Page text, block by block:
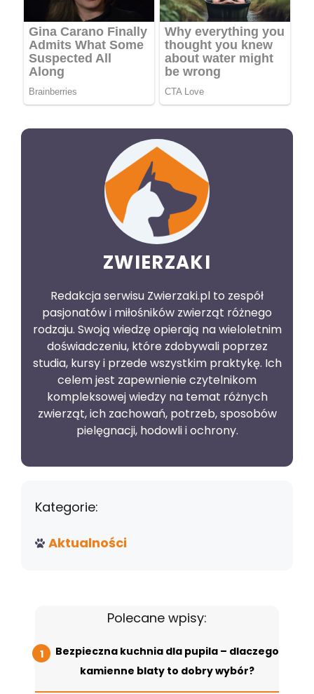
ZWIERZAKI
Redakcja serwisu Zwierzaki.pl to zespół
pasjonatów i miłośników zwierząt różnego
rodzaju. Swoją wiedzę opierają na wieloletnim
doświadczeniu, które zdobywali poprzez
studia, kursy i przede wszystkim praktykę. Ich
celem jest zapewnienie czytelnikom
kompleksowej wiedzy na temat różnych
zwierząt, ich zachowań, potrzeb, sposobów
pielęgnacji, hodowli i ochrony.
Kategorie:
Aktualności
Polecane wpisy:
Bezpieczna kuchnia dla pupila – dlaczego
kamienne blaty to dobry wybór?